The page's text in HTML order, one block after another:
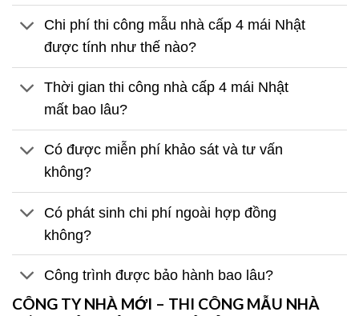
Chi phí thi công mẫu nhà cấp 4 mái Nhật
được tính như thế nào?
Thời gian thi công nhà cấp 4 mái Nhật
mất bao lâu?
Có được miễn phí khảo sát và tư vấn
không?
Có phát sinh chi phí ngoài hợp đồng
không?
Công trình được bảo hành bao lâu?
CÔNG TY NHÀ MỚI – THI CÔNG MẪU NHÀ